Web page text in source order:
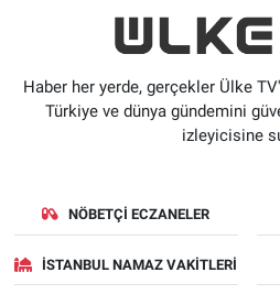
Haber her yerde, gerçekler Ülke
Türkiye ve dünya gündemini
izleyicisine
NÖBETÇI ECZANELER
İSTANBUL NAMAZ VAKITLERI